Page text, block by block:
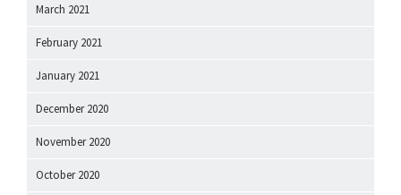
March 2021
February 2021
January 2021
December 2020
November 2020
October 2020